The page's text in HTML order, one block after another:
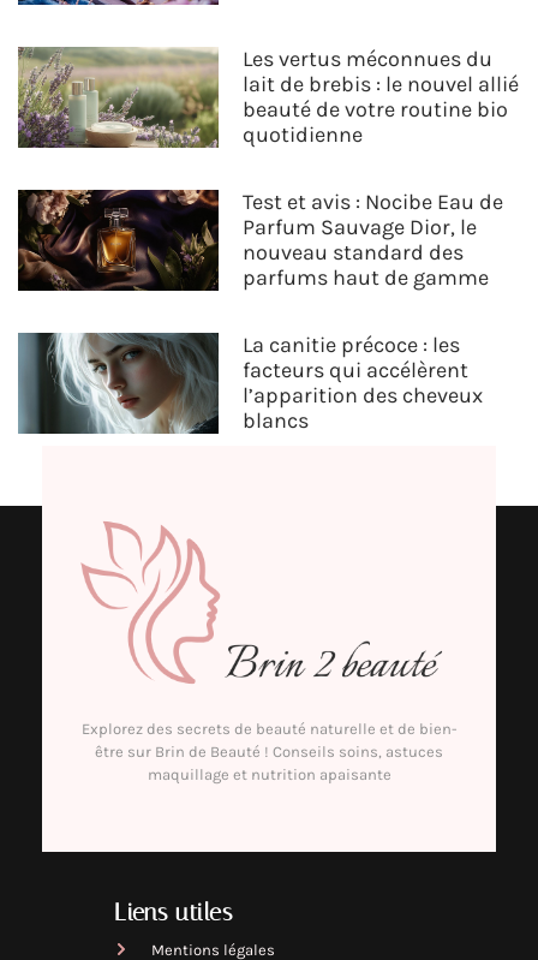
Les vertus méconnues du
lait de brebis : le nouvel allié
beauté de votre routine bio
quotidienne
Test et avis : Nocibe Eau de
Parfum Sauvage Dior, le
nouveau standard des
parfums haut de gamme
La canitie précoce : les
facteurs qui accélèrent
l’apparition des cheveux
blancs
Explorez des secrets de beauté naturelle et de bien-
être sur Brin de Beauté ! Conseils soins, astuces
maquillage et nutrition apaisante
Liens utiles
Mentions légales